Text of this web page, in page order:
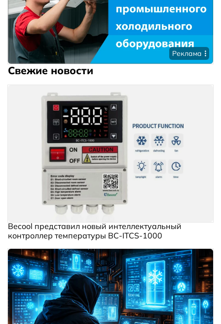
Реклама
Свежие новости
Becool представил новый интеллектуальный
контроллер температуры BC‑ITCS‑1000